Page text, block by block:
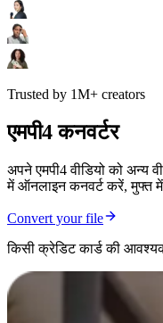
Trusted by 1M+ creators
एमपी4 कनवर्टर
अपने एमपी4 वीडियो को अन्य
में ऑनलाइन कनवर्ट करें, मुफ्त
Convert your file
किसी क्रेडिट कार्ड की